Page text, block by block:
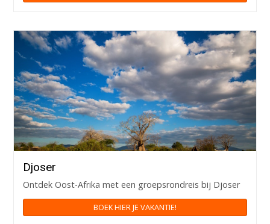
Djoser
Ontdek Oost-Afrika met een groepsrondreis bij Djoser
BOEK HIER JE VAKANTIE!